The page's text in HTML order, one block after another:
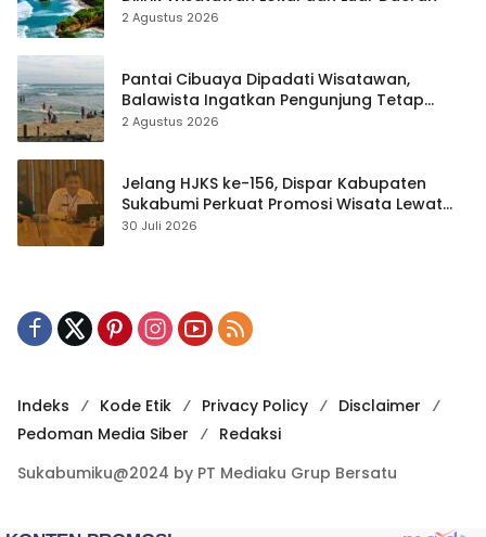
2 Agustus 2026
Pantai Cibuaya Dipadati Wisatawan,
Balawista Ingatkan Pengunjung Tetap
Waspada
2 Agustus 2026
Jelang HJKS ke-156, Dispar Kabupaten
Sukabumi Perkuat Promosi Wisata Lewat
Publikasi Digital
30 Juli 2026
Indeks Kode Etik Privacy Policy
Disclaimer
Pedoman Media Siber
Redaksi
Sukabumiku@2024 by PT Mediaku Grup Bersatu